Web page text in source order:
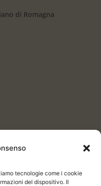
tecnologie come i cookie
del dispositivo. Il
di Romagna